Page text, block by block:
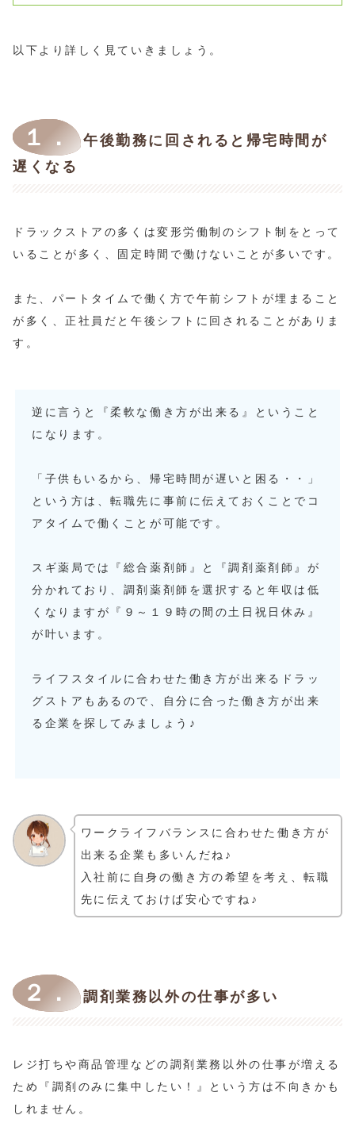
以下より詳しく見ていきましょう。
１．
午後勤務に回されると帰宅時間が
遅くなる
ドラックストアの多くは変形労働制のシフト制をとって
いることが多く、固定時間で働けないことが多いです。
また、パートタイムで働く方で午前シフトが埋まること
が多く、正社員だと午後シフトに回されることがありま
す。
逆に言うと『柔軟な働き方が出来る』ということ
になります。
「子供もいるから、帰宅時間が遅いと困る・・」
という方は、転職先に事前に伝えておくことでコ
アタイムで働くことが可能です。
スギ薬局では『総合薬剤師』と『調剤薬剤師』が
分かれており、調剤薬剤師を選択すると年収は低
くなりますが『９～１９時の間の土日祝日休み』
が叶います。
ライフスタイルに合わせた働き方が出来るドラッ
グストアもあるので、自分に合った働き方が出来
る企業を探してみましょう♪
ワークライフバランスに合わせた働き方が
出来る企業も多いんだね♪
入社前に自身の働き方の希望を考え、転職
先に伝えておけば安心ですね♪
２． 調剤業務以外の仕事が多い
レジ打ちや商品管理などの調剤業務以外の仕事が増える
ため『調剤のみに集中したい！』という方は不向きかも
しれません。